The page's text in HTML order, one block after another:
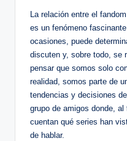
La relación entre el
es un fenómeno‌
ocasiones, puede
discuten y, sobre ⁢todo, se
pensar que somos solo
realidad, somos parte de
tendencias y decisiones
grupo de amigos⁤ donde,
cuentan qué series ‍han
de hablar.